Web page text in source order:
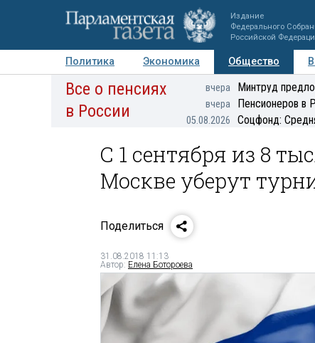
Издание
Федерального
Российской
Политика Экономика Общество
Авторы Персоны Мнения Регионы
Все о пенсиях
в России
вчера Минтруд
вчера Пенсионеров в
05.08.2026 Соцфонд:
С 1 сентября из 8
Москве уберут
Поделиться
31.08.2018 11:13
Автор: Елена Ботороева